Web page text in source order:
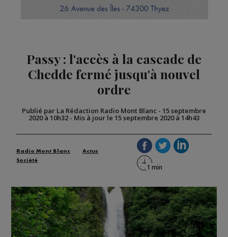
Passy : l'accès à la cascade de
Chedde fermé jusqu'à nouvel
ordre
Publié par La Rédaction Radio Mont Blanc - 15 septembre
2020 à 10h32 - Mis à jour le 15 septembre 2020 à 14h43
Radio Mont Blanc
Actus
Société